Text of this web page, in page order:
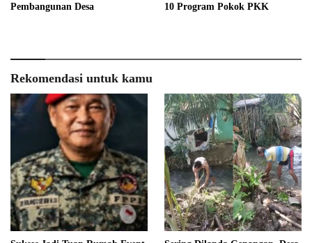
Pembangunan Desa
10 Program Pokok PKK
Rekomendasi untuk kamu